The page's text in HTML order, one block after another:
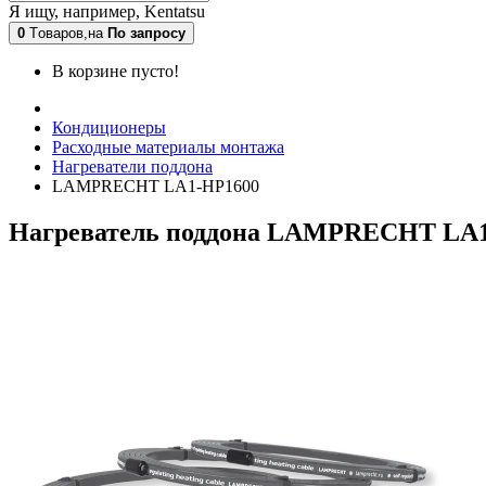
Я ищу, например, Kentatsu
0 Tоваров,на По запросу
В корзине пусто!
Кондиционеры
Расходные материалы монтажа
Нагреватели поддона
LAMPRECHT LA1-HP1600
Нагреватель поддона LAMPRECHT